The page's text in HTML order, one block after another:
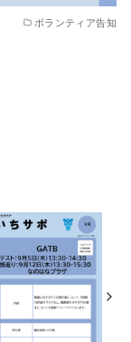
ボランティア告知